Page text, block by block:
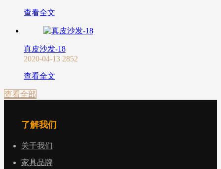
查看全文
真皮沙发-18
2020-04-13 2852
查看全文
查看全部
了解我们
关于我们
家具品牌